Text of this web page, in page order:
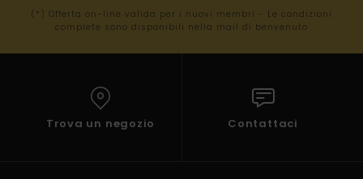
(*) Offerta on-line valida per i nuovi membri - Le condizioni
complete sono disponibili nella mail di benvenuto
Trova un negozio Contattaci